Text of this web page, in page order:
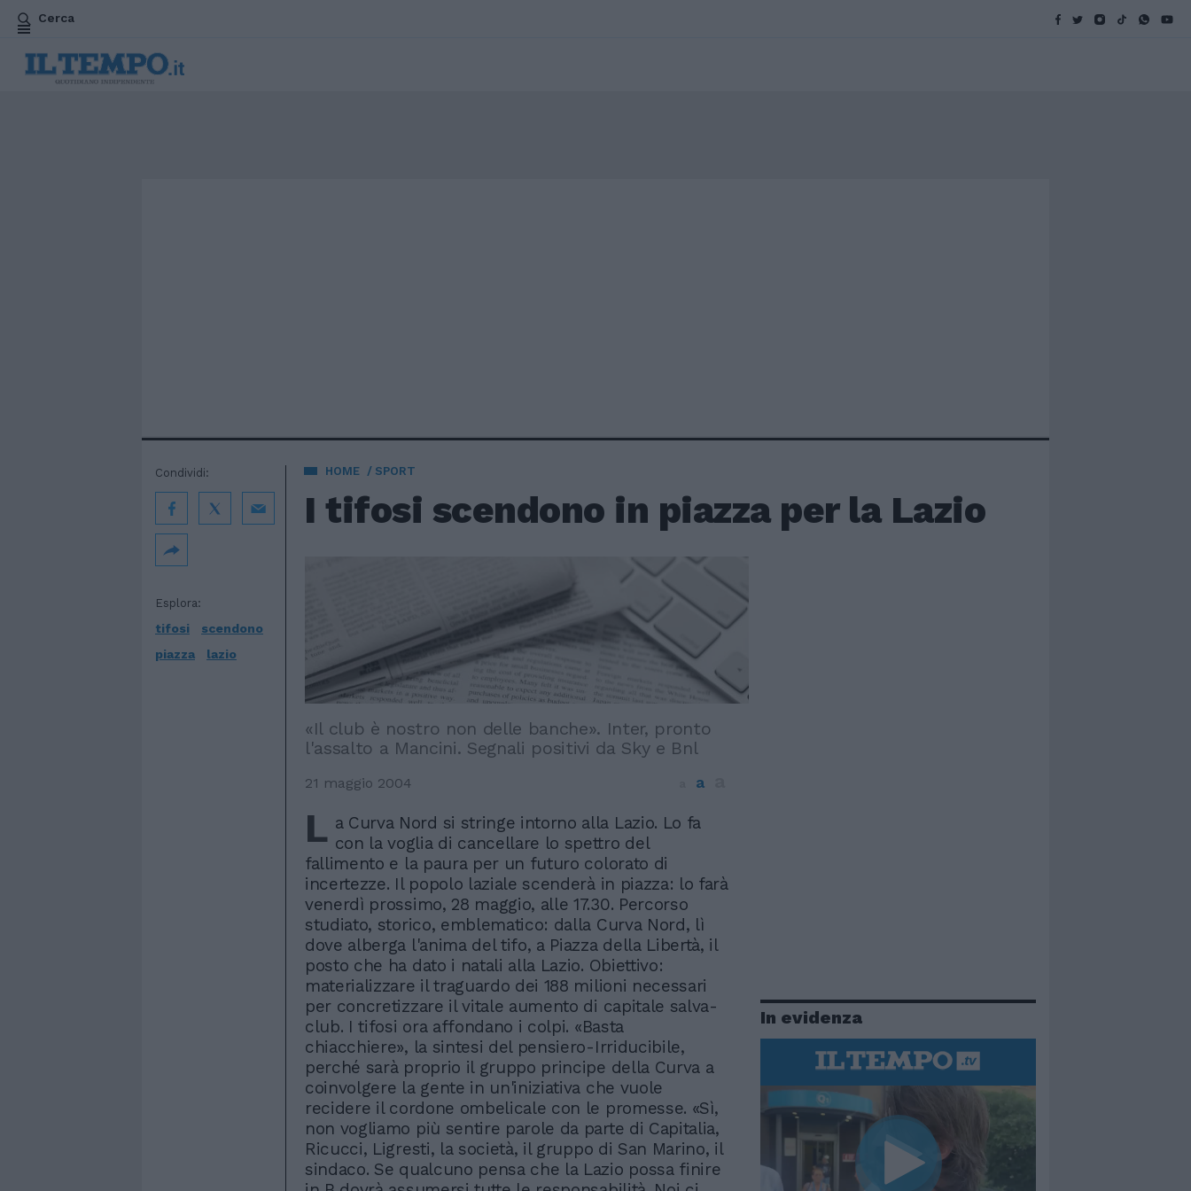
Cerca
HOME SPORT
I tifosi scendono in piazza per la Lazio
Esplora:
tifosi
scendono
piazza
lazio
Condividi:
«Il club è nostro non delle banche». Inter, pronto
l'assalto a Mancini. Segnali positivi da Sky e Bnl
21 maggio 2004 a
L a Curva Nord si stringe intorno alla Lazio. Lo fa
con la voglia di cancellare lo spettro del
fallimento e la paura per un futuro colorato di
incertezze. Il popolo laziale scenderà in piazza: lo farà
venerdì prossimo, 28 maggio, alle 17.30. Percorso
studiato, storico, emblematico: dalla Curva Nord, lì
dove alberga l'anima del tifo, a Piazza della Libertà, il
posto che ha dato i natali alla Lazio. Obiettivo:
materializzare il traguardo dei 188 milioni necessari
per concretizzare il vitale aumento di capitale salva-
club. I tifosi ora affondano i colpi. «Basta
chiacchiere», la sintesi del pensiero-Irriducibile,
perché sarà proprio il gruppo principe della Curva a
coinvolgere la gente in un'iniziativa che vuole
recidere il cordone ombelicale con le promesse. «Sì,
non vogliamo più sentire parole da parte di Capitalia,
Ricucci, Ligresti, la società, il gruppo di San Marino, il
sindaco. Se qualcuno pensa che la Lazio possa finire
In evidenza